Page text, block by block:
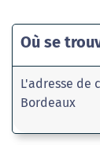
Où se
L'adresse de
Bordeaux